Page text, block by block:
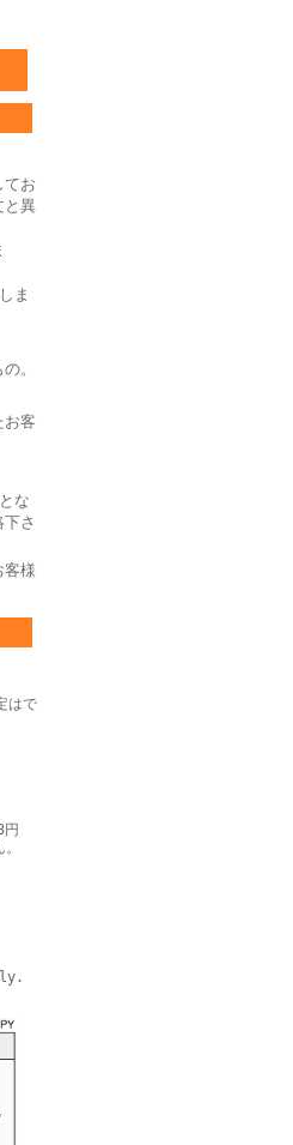
てお
と異
ま
。
お客
な
さ
客様
はで